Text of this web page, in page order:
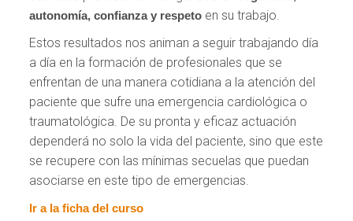
autonomía, confianza y respeto en su trabajo.
Estos resultados nos animan a seguir trabajando día
a día en la formación de profesionales que se
enfrentan de una manera cotidiana a la atención del
paciente que sufre una emergencia cardiológica o
traumatológica. De su pronta y eficaz actuación
dependerá no solo la vida del paciente, sino que este
se recupere con las mínimas secuelas que puedan
asociarse en este tipo de emergencias.
Ir a la ficha del curso